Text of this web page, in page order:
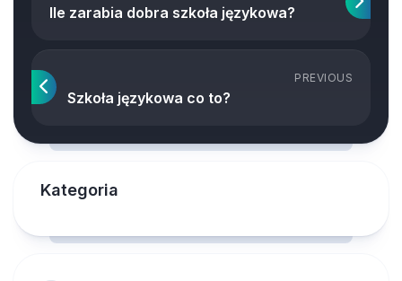
Ile zarabia dobra szkoła językowa?
PREVIOUS
Szkoła językowa co to?
Kategoria